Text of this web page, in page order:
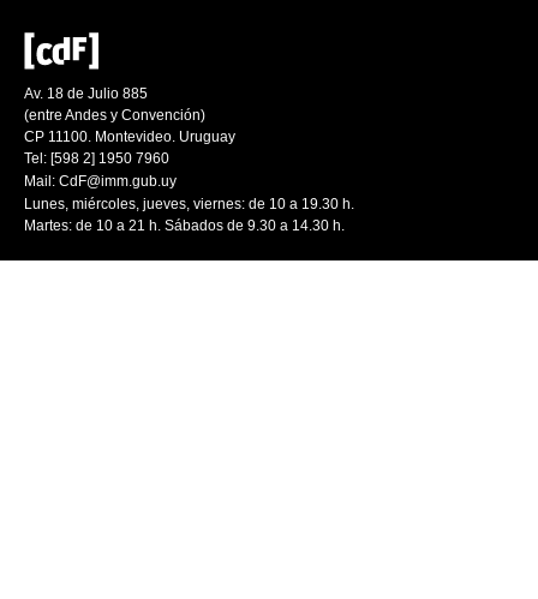
Av. 18 de Julio 885
(entre Andes y Convención)
CP 11100. Montevideo. Uruguay
Tel: [598 2] 1950 7960
Mail: CdF@imm.gub.uy
Lunes, miércoles, jueves, viernes: de 10 a 19.30 h.
Martes: de 10 a 21 h. Sábados de 9.30 a 14.30 h.